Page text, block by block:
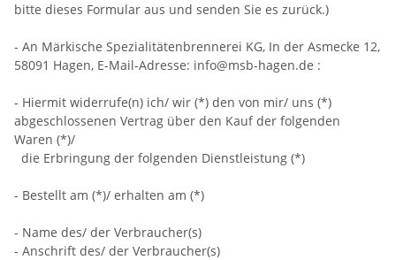
bitte dieses Formular aus und senden Sie es zurück.)
- An Märkische Spezialitätenbrennerei KG, In der Asmecke 12,
58091 Hagen, E-Mail-Adresse: info@msb-hagen.de :
- Hiermit widerrufe(n) ich/ wir (*) den von mir/ uns (*)
abgeschlossenen Vertrag über den Kauf der folgenden
Waren (*)/
die Erbringung der folgenden Dienstleistung (*)
- Bestellt am (*)/ erhalten am (*)
- Name des/ der Verbraucher(s)
- Anschrift des/ der Verbraucher(s)